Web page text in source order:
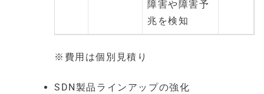
障害や障害予
兆を検知
※費用は個別見積り
SDN製品ラインアップの強化